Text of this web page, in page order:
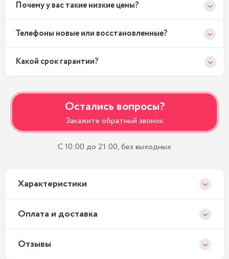
Почему у вас такие низкие цены?
Телефоны новые или восстановленные?
Какой срок гарантии?
Остались вопросы?
Закажите обратный звонок
С 10:00 до 21:00, без выходных
Xарактеристики
Оплата и доставка
Отзывы